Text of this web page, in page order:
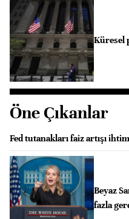
Küresel
Öne Çıkanlar
Fed tutanakları faiz artışı
Beyaz
fazla